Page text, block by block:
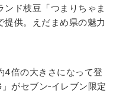
ンド枝豆「つまりちゃま
提供。えだまめ県の魅力
4倍の大きさになって登
がセブン‐イレブン限定